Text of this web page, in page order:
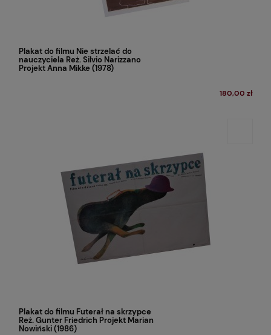
Plakat do filmu Nie strzelać do
nauczyciela Reż. Silvio Narizzano
Projekt Anna Mikke (1978)
180,00 zł
Plakat do filmu Futerał na skrzypce
Reż. Gunter Friedrich Projekt Marian
Nowiński (1986)